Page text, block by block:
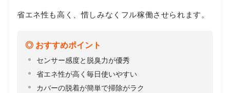
省エネ性も高く、惜しみなくフル稼働させられます。
おすすめポイント
センサー感度と脱臭力が優秀
省エネ性が高く毎日使いやすい
カバーの脱着が簡単で掃除がラク